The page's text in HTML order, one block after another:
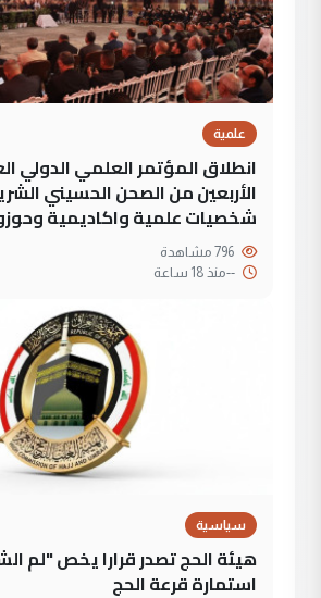
علمية
انطلاق المؤتمر العلمي الدولي
الأربعين من الصحن الحسيني
شخصيات علمية واكاديمية
--منذ 18 ساعة
سياسية
هيئة الحج تصدر قرارا يخص "لم
استمارة قرعة الحج